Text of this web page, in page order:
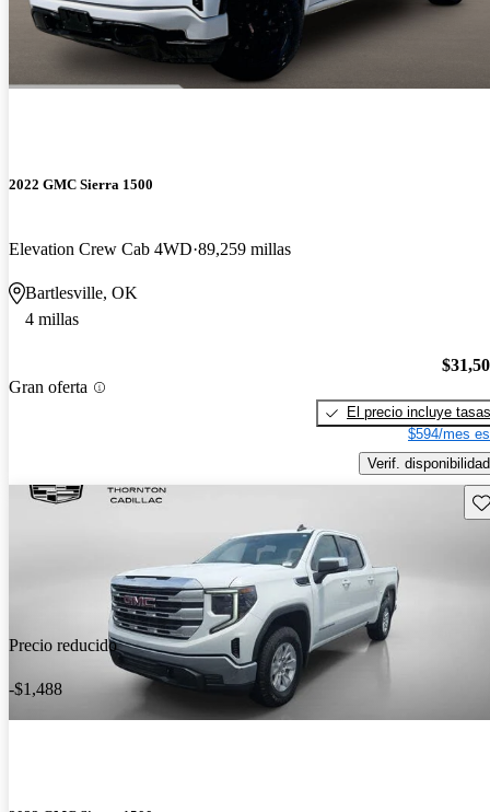
2022 GMC Sierra 1500
Elevation Crew Cab 4WD 89,259 millas
Bartlesville, OK
4 millas
Gran oferta
El precio incluye tasas
$594/mes
Verif. disponibilidad
Precio reducido
-$1,488